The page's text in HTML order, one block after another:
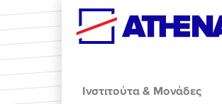
Skip to main content
Ινστιτούτα & Μονάδες